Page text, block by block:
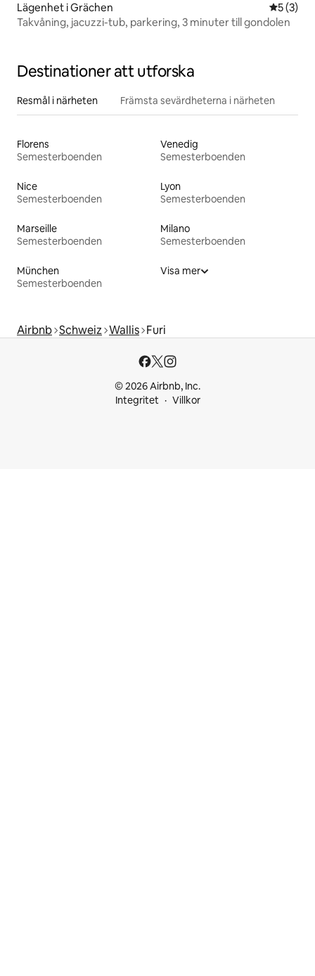
Lägenhet i Grächen 5 av 5 i
5 (3)
Takvåning, jacuzzi-tub, parkering, 3 minuter till gondolen
Destinationer att utforska
Resmål i närheten Främsta sevärdheterna i närheten
Florens
Semesterboenden
Venedig
Semesterboenden
Nice
Semesterboenden
Lyon
Semesterboenden
Marseille
Semesterboenden
Milano
Semesterboenden
München
Semesterboenden
Visa mer
Airbnb Schweiz Wallis Furi
© 2026 Airbnb, Inc.
Integritet
Villkor